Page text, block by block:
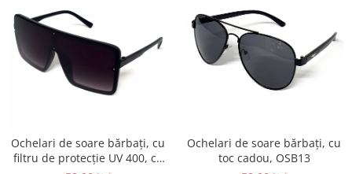
Ochelari de soare bărbați, cu
filtru de protecție UV 400, cu
Ochelari de soare bărbați, cu
toc cadou, OSB13